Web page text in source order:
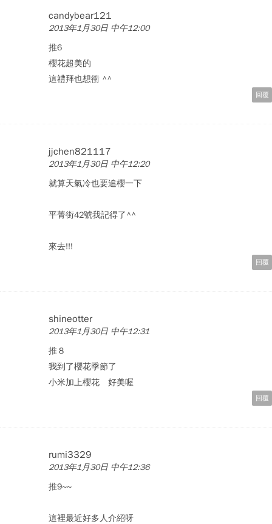
candybear121
2013年1月30日 中午12:00
推6
櫻花超美的
這禮拜也想衝 ^^
回覆
jjchen821117
2013年1月30日 中午12:20
就算天氣冷也要追櫻一下
平菁街42號我記得了^^
來去!!!
回覆
shineotter
2013年1月30日 中午12:31
推８
我到了櫻花季節了
小米加上櫻花 好美喔
回覆
rumi3329
2013年1月30日 中午12:36
推9~~
這裡最近好多人介紹呀